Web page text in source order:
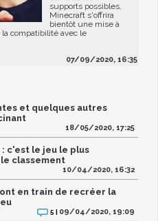
supports possibles,
Minecraft s'offrira
bientôt une mise à
compatibilité avec le
07/09/2020, 16:35
et quelques autres
18/05/2020, 17:25
c'est le jeu le plus
classement
10/04/2020, 16:32
en train de recréer la
5 | 09/04/2020, 19:09